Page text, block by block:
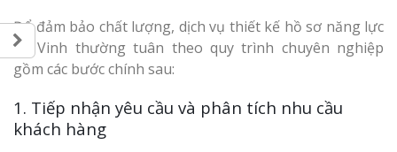
Để đảm bảo chất lượng, dịch vụ thiết kế hồ sơ năng lực
tại Vinh thường tuân theo quy trình chuyên nghiệp
gồm các bước chính sau:
1. Tiếp nhận yêu cầu và phân tích nhu cầu
khách hàng